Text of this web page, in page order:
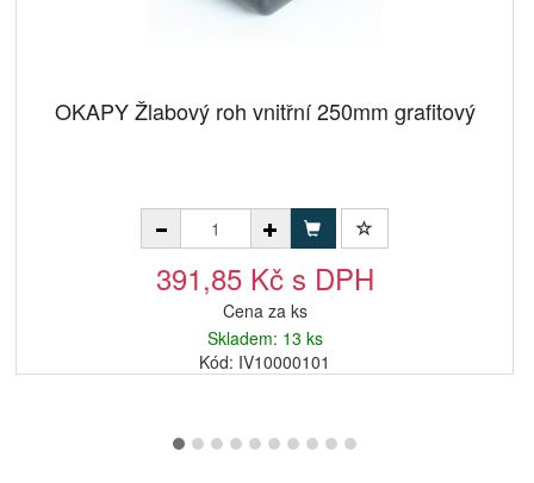
OKAPY Žlabový roh vnitřní 250mm grafitový
391,85 Kč s DPH
Cena za ks
Skladem: 13 ks
Kód: IV10000101